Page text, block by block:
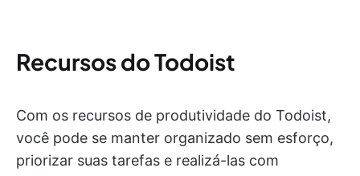
Recursos do Todoist
Com os recursos de produtividade do Todoist,
você pode se manter organizado sem esforço,
priorizar suas tarefas e realizá-las com